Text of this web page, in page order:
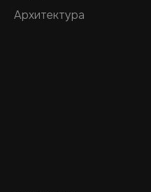
Архитектура